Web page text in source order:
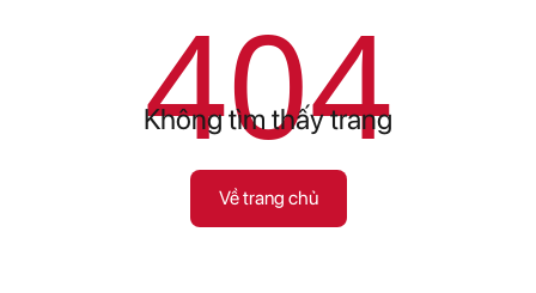
404
Không tìm thấy trang
Về trang chủ